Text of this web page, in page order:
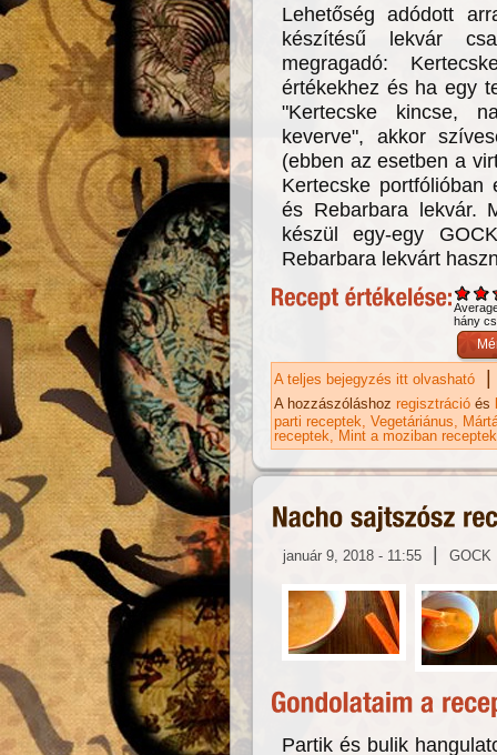
Lehetőség adódott
készítésű lekvár
megragadó:
értékekhez és ha egy
"Kertecske kincse,
keverve", akkor
(ebben az esetben a
Kertecske portfólióban
és Rebarbara lekvár.
készül egy-egy
Rebarbara lekvárt
hány
A teljes bejegyzés itt olvasható |
A hozzászóláshoz regisztráció és
parti receptek Vegetáriánus
receptek
Mint a moziban receptek
január 9, 2018 - 11:55 | GOCK
Partik és bulik